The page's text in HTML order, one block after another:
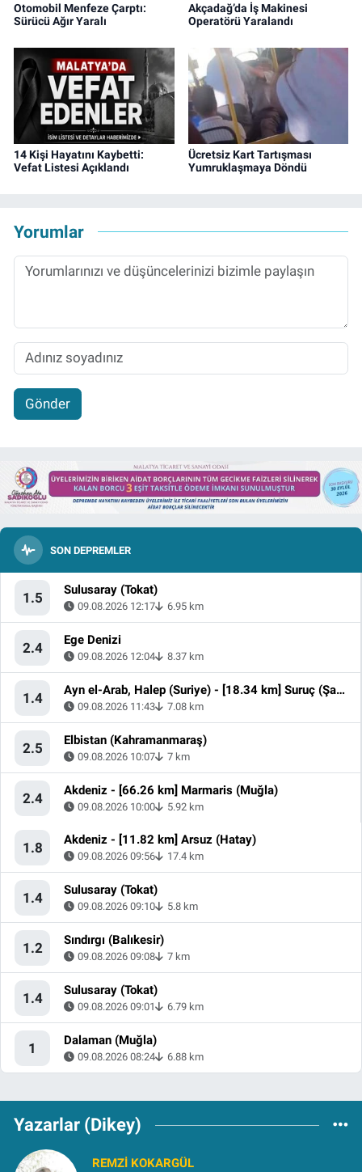
Otomobil Menfeze Çarptı:
Sürücü Ağır Yaralı
Akçadağ’da İş Makinesi
Operatörü Yaralandı
14 Kişi Hayatını Kaybetti:
Vefat Listesi Açıklandı
Ücretsiz Kart Tartışması
Yumruklaşmaya Döndü
Yorumlar
Gönder
SON DEPREMLER
1.5 Sulusaray (Tokat)
09.08.2026 12:17 6.95 km
2.4 Ege Denizi
09.08.2026 12:04 8.37 km
1.4 Ayn el-Arab, Halep (Suriye) - [18.34 km] Suruç (Şanlıurfa)
09.08.2026 11:43 7.08 km
2.5 Elbistan (Kahramanmaraş)
09.08.2026 10:07 7 km
2.4 Akdeniz - [66.26 km] Marmaris (Muğla)
09.08.2026 10:00 5.92 km
1.8 Akdeniz - [11.82 km] Arsuz (Hatay)
09.08.2026 09:56 17.4 km
1.4 Sulusaray (Tokat)
09.08.2026 09:10 5.8 km
1.2 Sındırgı (Balıkesir)
09.08.2026 09:08 7 km
1.4 Sulusaray (Tokat)
09.08.2026 09:01 6.79 km
1 Dalaman (Muğla)
09.08.2026 08:24 6.88 km
Yazarlar (Dikey)
REMZI KOKARGÜL